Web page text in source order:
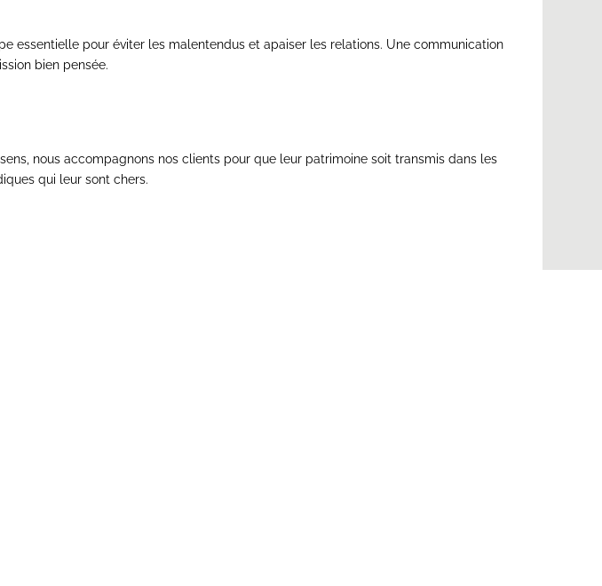
essentielle pour éviter les malentendus et apaiser les relations. Une communication
bien pensée.
nous accompagnons nos clients pour que leur patrimoine soit transmis dans les
qui leur sont chers.